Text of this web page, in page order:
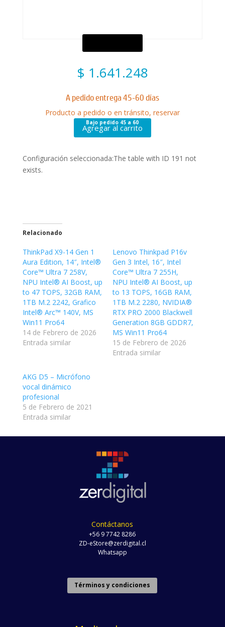
Bajo pedido 45 a 60
dias
$ 1.641.248
A pedido entrega 45-60 días
Producto a pedido o en tránsito, reservar
Agregar al carrito
Configuración seleccionada:The table with ID 191 not
exists.
Relacionado
ThinkPad X9-14 Gen 1
Aura Edition, 14″, Intel®
Core™ Ultra 7 258V,
NPU Intel® AI Boost, up
to 47 TOPS, 32GB RAM,
1TB M.2 2242, Grafico
Intel® Arc™ 140V, MS
Win11 Pro64
14 de Febrero de 2026
Entrada similar
Lenovo Thinkpad P16v
Gen 3 Intel, 16″, Intel
Core™ Ultra 7 255H,
NPU Intel® AI Boost, up
to 13 TOPS, 16GB RAM,
1TB M.2 2280, NVIDIA®
RTX PRO 2000 Blackwell
Generation 8GB GDDR7,
MS Win11 Pro64
15 de Febrero de 2026
Entrada similar
AKG D5 – Micrófono
vocal dinámico
profesional
5 de Febrero de 2021
Entrada similar
Contáctanos
+56 9 7742 8286
ZD-eStore@zerdigital.cl
Whatsapp
Términos y condiciones